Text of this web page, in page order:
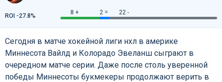
8 + 2 = 22 -
ROI -27.8%
Сегодня в матче хокейной лиги нхл в америке
Миннесота Вайлд и Колорадо Эвеланш сыграют в
очередном матче серии. Даже после столь уверенной
победы Миннесоты букмекеры продолжают верить в